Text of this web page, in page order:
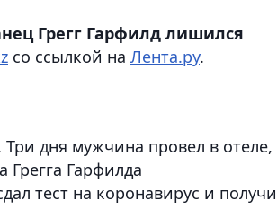
Грегг Гарфилд лишился
со ссылкой на Лента.ру.
дня мужчина провел в отеле,
Гарфилда
тест на коронавирус и